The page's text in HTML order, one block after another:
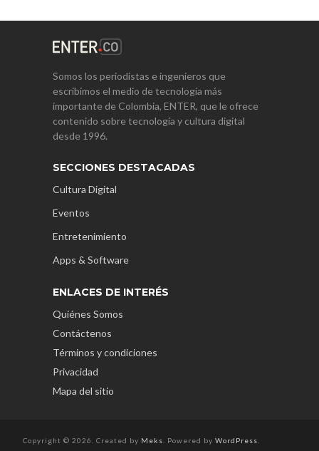
Somos los periodistas e ingenieros que
escribimos el medio de tecnología más
importante de Colombia, ENTER, que le ofrece
contenido sobre tecnología y cultura digital
desde 1996.
SECCIONES DESTACADAS
Cultura Digital
Eventos
Entretenimiento
Apps & Software
ENLACES DE INTERÉS
Quiénes Somos
Contáctenos
Términos y condiciones
Privacidad
Mapa del sitio
Copyright © 2026. Created by Meks . Powered by WordPress